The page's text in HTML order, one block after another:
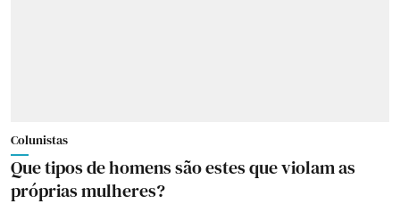
Colunistas
Que tipos de homens são estes que violam as
próprias mulheres?